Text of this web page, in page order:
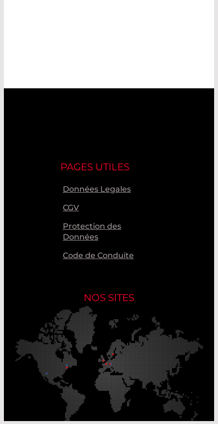
PAGES UTILES
Données Legales
CGV
Protection des
Données
Code de Conduite
NOS SITES